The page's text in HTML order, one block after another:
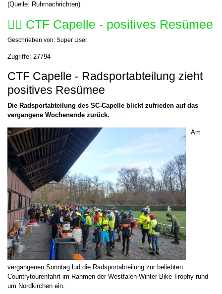
(Quelle: Ruhrnachrichten)
🚴‍♂️ CTF Capelle - positives Resümee
Geschrieben von: Super User
Zugriffe: 27794
CTF Capelle - Radsportabteilung zieht
positives Resümee
Die Radsportabteilung des SC-Capelle blickt zufrieden auf das
vergangene Wochenende zurück.
Am
vergangenen Sonntag lud die Radsportabteilung zur beliebten
Countrytourenfahrt im Rahmen der Westfalen-Winter-Bike-Trophy rund
um Nordkirchen ein.